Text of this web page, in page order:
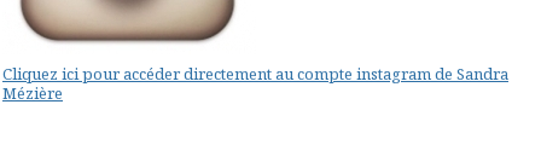
Cliquez ici pour accéder directement au compte instagram de Sandra
Mézière